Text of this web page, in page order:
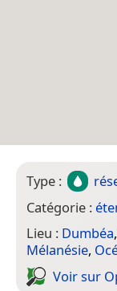
Type :
Catégorie :
Lieu : Dumbéa,
Mélanésie,
Voir sur